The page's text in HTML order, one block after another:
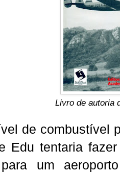
Livro de autoria
de combustível
Edu tentaria
um